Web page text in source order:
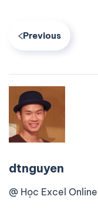
Previous
dtnguyen
@ Học Excel